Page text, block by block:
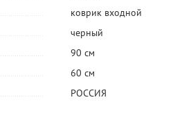
коврик входной
черный
90 см
60 см
РОССИЯ